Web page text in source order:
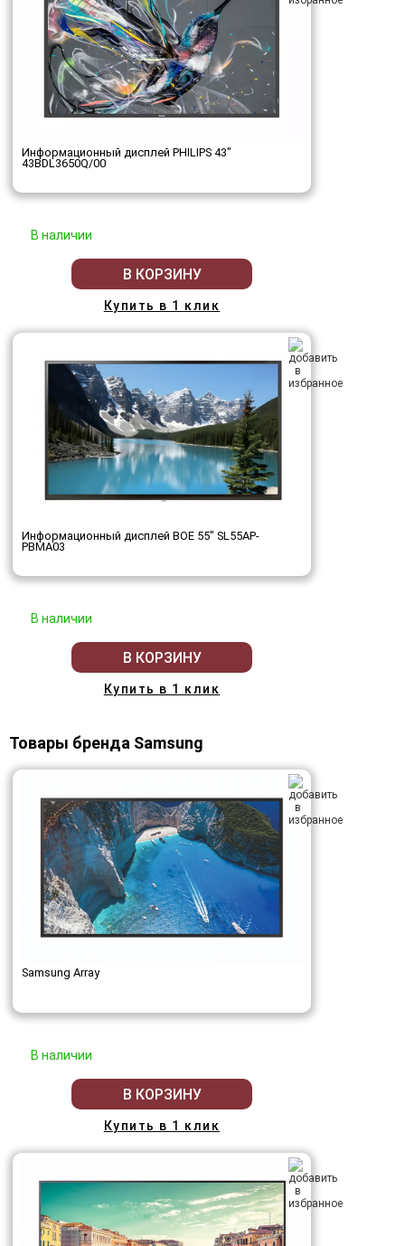
Информационный дисплей PHILIPS 43"
43BDL3650Q/00
В наличии
В КОРЗИНУ
Купить в 1 клик
Информационный дисплей BOE 55" SL55AP-
PBMA03
В наличии
В КОРЗИНУ
Купить в 1 клик
Товары бренда Samsung
Samsung Array
В наличии
В КОРЗИНУ
Купить в 1 клик